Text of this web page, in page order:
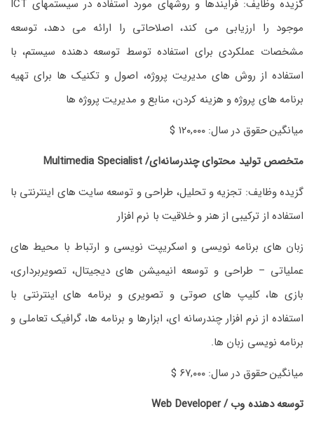
گزیده وظایف: فرایندها و روشهای مورد استفاده در سیستمهای ICT
موجود را ارزیابی می کند، اصلاحاتی را ارائه می دهد، توسعه
مشخصات عملکردی برای استفاده توسط توسعه دهنده سیستم، با
استفاده از روش های مدیریت پروژه، اصول و تکنیک ها برای تهیه
برنامه های پروژه و هزینه کردن، منابع و مدیریت پروژه ها
میانگین حقوق در سال: ۱۲۰,۰۰۰ $
متخصص تولید محتوای چندرسانه‌ای/ Multimedia Specialist
گزیده وظایف: تجزیه و تحلیل، طراحی و توسعه سایت های اینترنتی با
استفاده از ترکیبی از هنر و خلاقیت با نرم افزار
زبان های برنامه نویسی و اسکریپت نویسی و ارتباط با محیط های
عملیاتی – طراحی و توسعه انیمیشن های دیجیتال، تصویربرداری،
بازی ها، کلیپ های صوتی و تصویری و برنامه های اینترنتی با
استفاده از نرم افزار چندرسانه ای، ابزارها و برنامه ها، گرافیک تعاملی و
برنامه نویسی زبان ها.
میانگین حقوق در سال: ۶۷,۰۰۰ $
توسعه دهنده وب / Web Developer